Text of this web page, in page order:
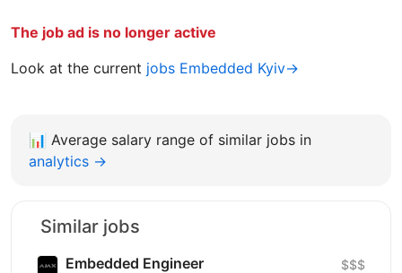
The job ad is no longer active
Look at the current jobs Embedded Kyiv→
📊 Average salary range of similar jobs in
analytics →
Similar jobs
Embedded Engineer $$$